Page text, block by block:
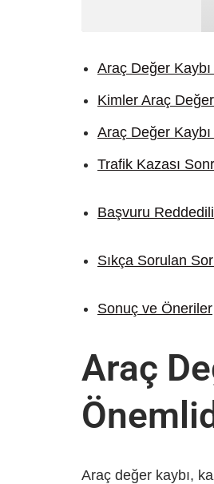
Araç Değer
Kimler Araç
Araç Değer
Trafik Kazası
Başvuru
Sıkça Sorulan
Sonuç ve Öneriler
Araç
Araç değer kaybı,